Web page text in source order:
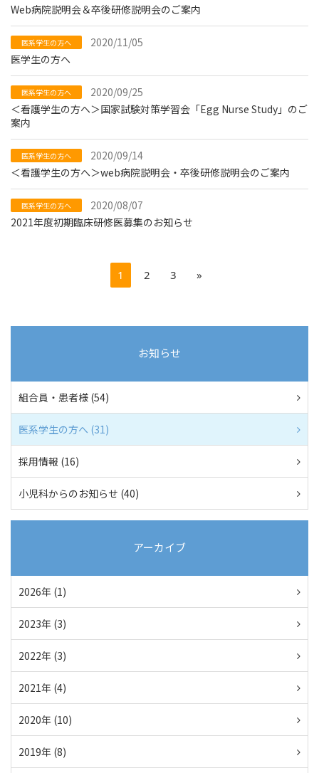
Web病院説明会＆卒後研修説明会のご案内
医系学生の方へ
2020/11/05
医学生の方へ
医系学生の方へ
2020/09/25
＜看護学生の方へ＞国家試験対策学習会「Egg Nurse Study」のご
案内
医系学生の方へ
2020/09/14
＜看護学生の方へ＞web病院説明会・卒後研修説明会のご案内
医系学生の方へ
2020/08/07
2021年度初期臨床研修医募集のお知らせ
1 2 3 »
お知らせ
組合員・患者様 (54)
医系学生の方へ (31)
採用情報 (16)
小児科からのお知らせ (40)
アーカイブ
2026年 (1)
2023年 (3)
2022年 (3)
2021年 (4)
2020年 (10)
2019年 (8)